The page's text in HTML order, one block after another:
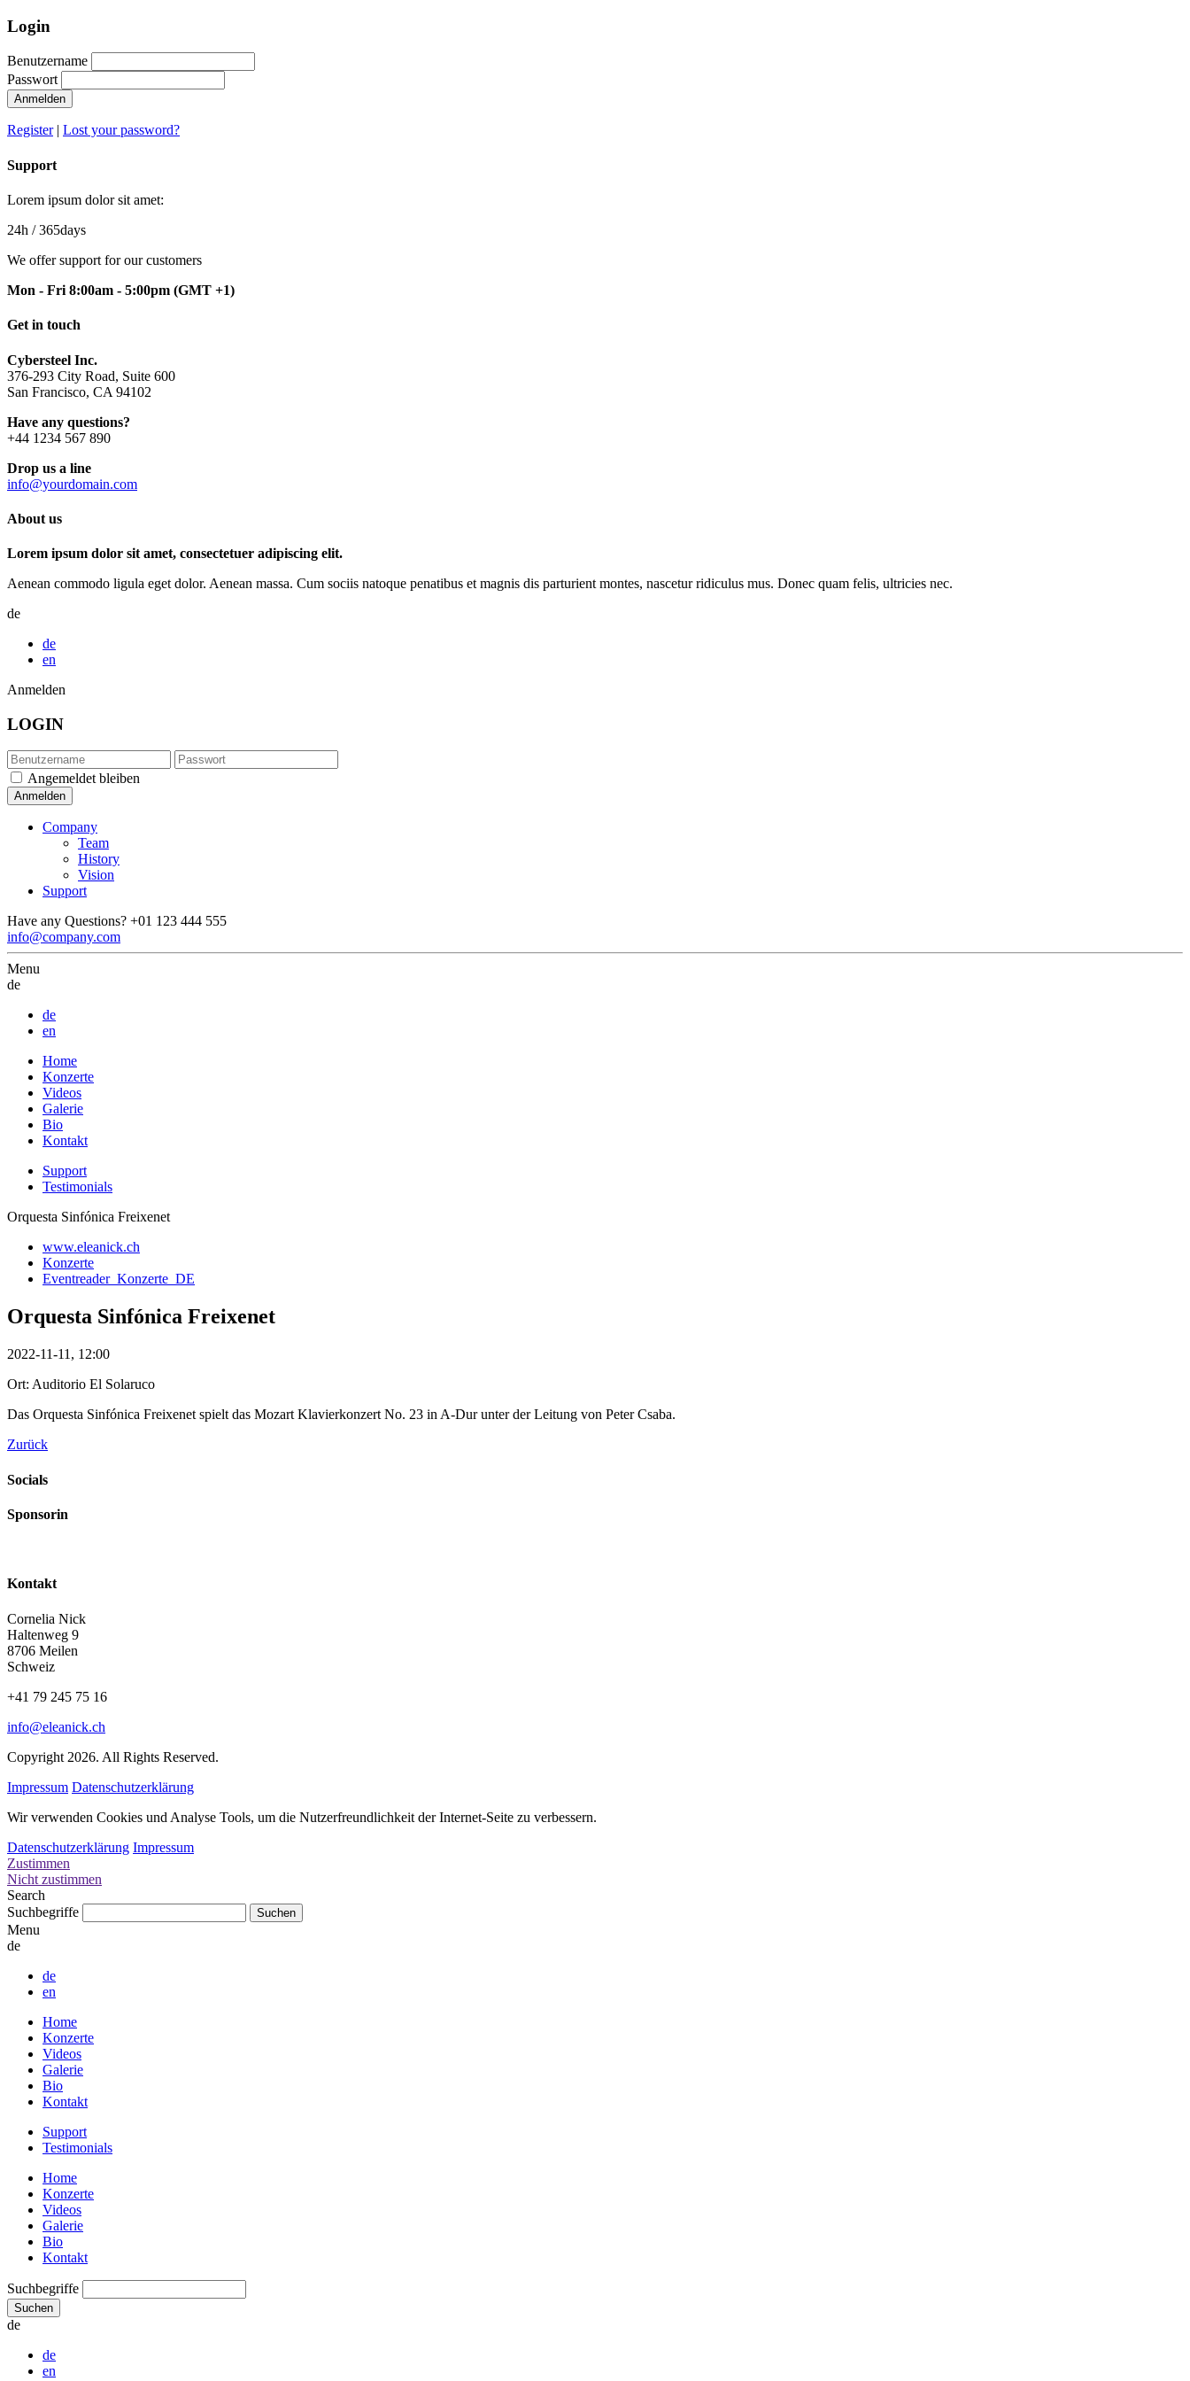
Login
Benutzername
Passwort
Anmelden
Register| Lost your password?
Support
Lorem ipsum dolor sit amet:
24h / 365days
We offer support for our customers
Mon - Fri 8:00am - 5:00pm (GMT +1)
Get in touch
Cybersteel Inc.
376-293 City Road, Suite 600
San Francisco, CA 94102
Have any questions?
+44 1234 567 890
Drop us a line
info@yourdomain.com
About us
Lorem ipsum dolor sit amet, consectetuer adipiscing elit.
Aenean commodo ligula eget dolor. Aenean massa. Cum sociis natoque penatibus et magnis dis parturient montes, nascetur ridiculus mus. Donec quam felis, ultricies nec.
de
de
en
Anmelden
LOGIN
Angemeldet bleiben
Company
Team
History
Vision
Support
Have any Questions? +01 123 444 555
info@company.com
Menu
de
de
en
Home
Konzerte
Videos
Galerie
Bio
Kontakt
Support
Testimonials
Orquesta Sinfónica Freixenet
www.eleanick.ch
Konzerte
Eventreader_Konzerte_DE
Orquesta Sinfónica Freixenet
2022-11-11, 12:00
Ort: Auditorio El Solaruco
Das Orquesta Sinfónica Freixenet spielt das Mozart Klavierkonzert No. 23 in A-Dur unter der Leitung von Peter Csaba.
Zurück
Socials
Sponsorin
Kontakt
Cornelia Nick
Haltenweg 9
8706 Meilen
Schweiz
+41 79 245 75 16
info@eleanick.ch
Copyright 2026. All Rights Reserved.
Impressum Datenschutzerklärung
Wir verwenden Cookies und Analyse Tools, um die Nutzerfreundlichkeit der Internet-Seite zu verbessern.
Datenschutzerklärung Impressum
Zustimmen
Nicht zustimmen
Search
Suchbegriffe
Menu
de
de
en
Home
Konzerte
Videos
Galerie
Bio
Kontakt
Support
Testimonials
Home
Konzerte
Videos
Galerie
Bio
Kontakt
Suchbegriffe
Suchen
de
de
en